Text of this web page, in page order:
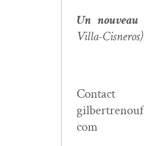
Un nou­veau
Vil­la-Cis­neros)
com